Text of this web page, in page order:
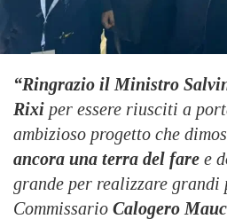
“Ringrazio il Ministro
Rixi per essere riusciti a
ambizioso progetto che
ancora una terra del fare e
grande per realizzare
Commissario Calogero